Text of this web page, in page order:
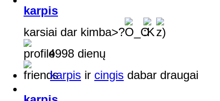
karpis
karsiai dar kimba>?
4998 dienų
karpis ir cingis dabar draugai